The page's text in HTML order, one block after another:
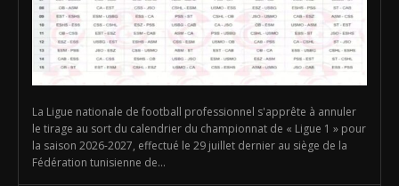
La Ligue nationale de football professionnel s'apprête à annuler
le tirage au sort du calendrier du championnat de « Ligue 1 » pour
la saison 2026-2027, effectué le 29 juillet dernier au siège de la
Fédération tunisienne de...